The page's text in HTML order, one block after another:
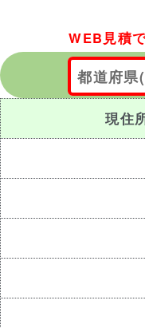
WEB見積
都道府県
現住